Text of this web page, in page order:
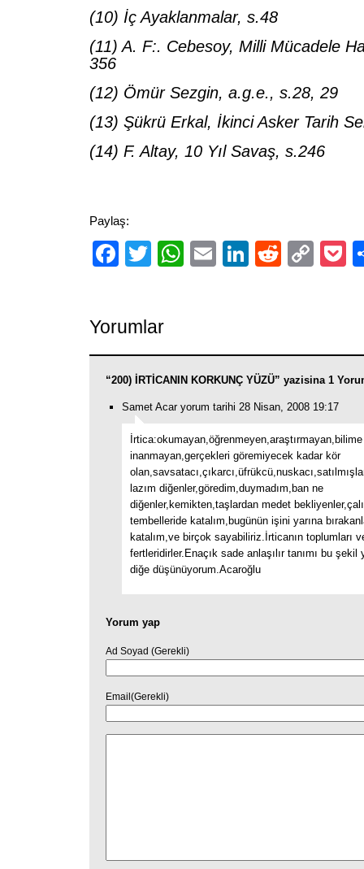
(10) İç Ayaklanmalar, s.48
(11) A. F:. Cebesoy, Milli Mücadele
356
(12) Ömür Sezgin, a.g.e., s.28, 29
(13) Şükrü Erkal, İkinci Asker Tarih
(14) F. Altay, 10 Yıl Savaş, s.246
Paylaş:
Facebook
TwitterWhatsApp
EmailLinkedIn
Reddit
Yorumlar
“200) İRTİCANIN KORKUNÇ YÜZÜ” yazisina 1
Samet Acar yorum tarihi 28 Nisan, 2008 19:17
İrtica:okumayan,öğrenmeyen,araştırmayan,bilime
inanmayan,gerçekleri göremiyecek kadar kör
lazım diğenler,göredim,duymadım,ban ne
diğenler,kemikten,taşlardan medet
tembelleride katalım,bugünün işini yarına
katalım,ve birçok sayabiliriz.İrticanın toplumları
fertleridirler.Enaçık sade anlaşılır tanımı bu
diğe düşünüyorum.Acaroğlu
Yorum yap
Ad Soyad (Gerekli)
Email(Gerekli)